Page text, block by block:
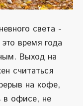
света -
время года
Выход на
считаться
на кофе,
в офисе, не